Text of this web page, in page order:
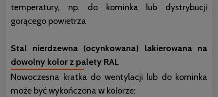
temperatury, np. do kominka lub dystrybucji
gorącego powietrza
Stal nierdzewna (ocynkowana) lakierowana na
dowolny kolor z palety RAL
Nowoczesna kratka do wentylacji lub do kominka
może być wykończona w kolorze: